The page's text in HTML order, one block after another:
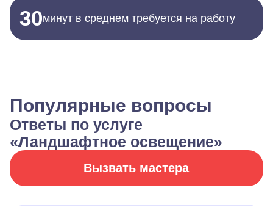
30минут в среднем требуется на работу
Популярные вопросы
Ответы по услуге
«Ландшафтное освещение»
Вызвать мастера